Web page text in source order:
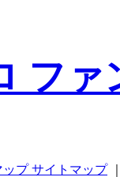
サイトマップ